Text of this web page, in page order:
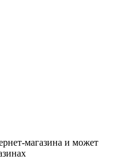
магазина и может